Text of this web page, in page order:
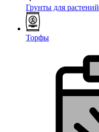
Грунты для растений
Торфы